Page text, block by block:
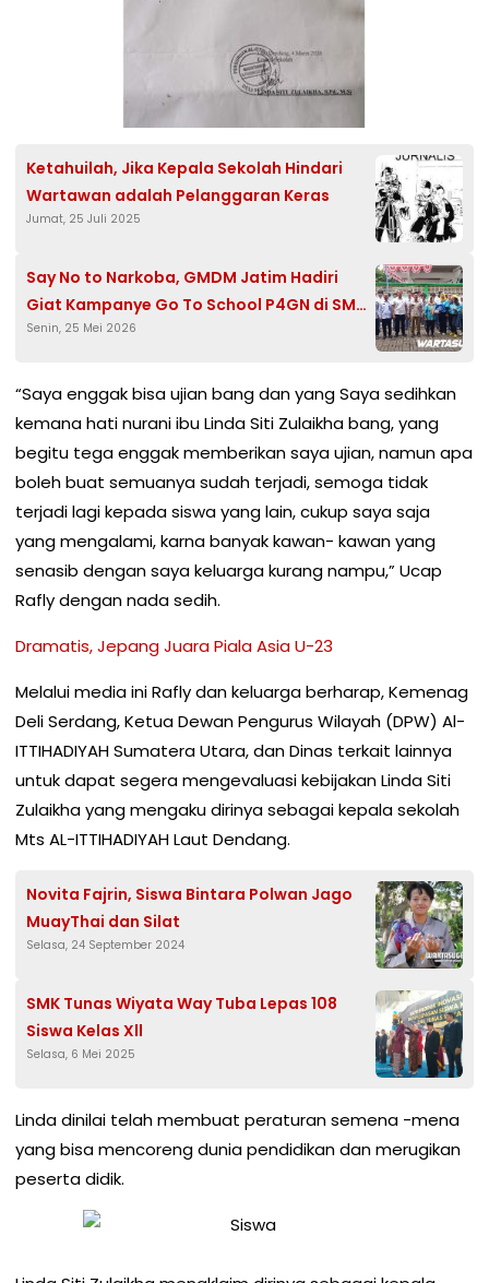
Ketahuilah, Jika Kepala Sekolah Hindari
Wartawan adalah Pelanggaran Keras
Jumat, 25 Juli 2025
Say No to Narkoba, GMDM Jatim Hadiri
Giat Kampanye Go To School P4GN di SMK
Bubutan Surabaya
Senin, 25 Mei 2026
“Saya enggak bisa ujian bang dan yang Saya sedihkan
kemana hati nurani ibu Linda Siti Zulaikha bang, yang
begitu tega enggak memberikan saya ujian, namun apa
boleh buat semuanya sudah terjadi, semoga tidak
terjadi lagi kepada siswa yang lain, cukup saya saja
yang mengalami, karna banyak kawan- kawan yang
senasib dengan saya keluarga kurang nampu,” Ucap
Rafly dengan nada sedih.
Dramatis, Jepang Juara Piala Asia U-23
Melalui media ini Rafly dan keluarga berharap, Kemenag
Deli Serdang, Ketua Dewan Pengurus Wilayah (DPW) Al-
ITTIHADIYAH Sumatera Utara, dan Dinas terkait lainnya
untuk dapat segera mengevaluasi kebijakan Linda Siti
Zulaikha yang mengaku dirinya sebagai kepala sekolah
Mts AL-ITTIHADIYAH Laut Dendang.
Novita Fajrin, Siswa Bintara Polwan Jago
MuayThai dan Silat
Selasa, 24 September 2024
SMK Tunas Wiyata Way Tuba Lepas 108
Siswa Kelas Xll
Selasa, 6 Mei 2025
Linda dinilai telah membuat peraturan semena -mena
yang bisa mencoreng dunia pendidikan dan merugikan
peserta didik.